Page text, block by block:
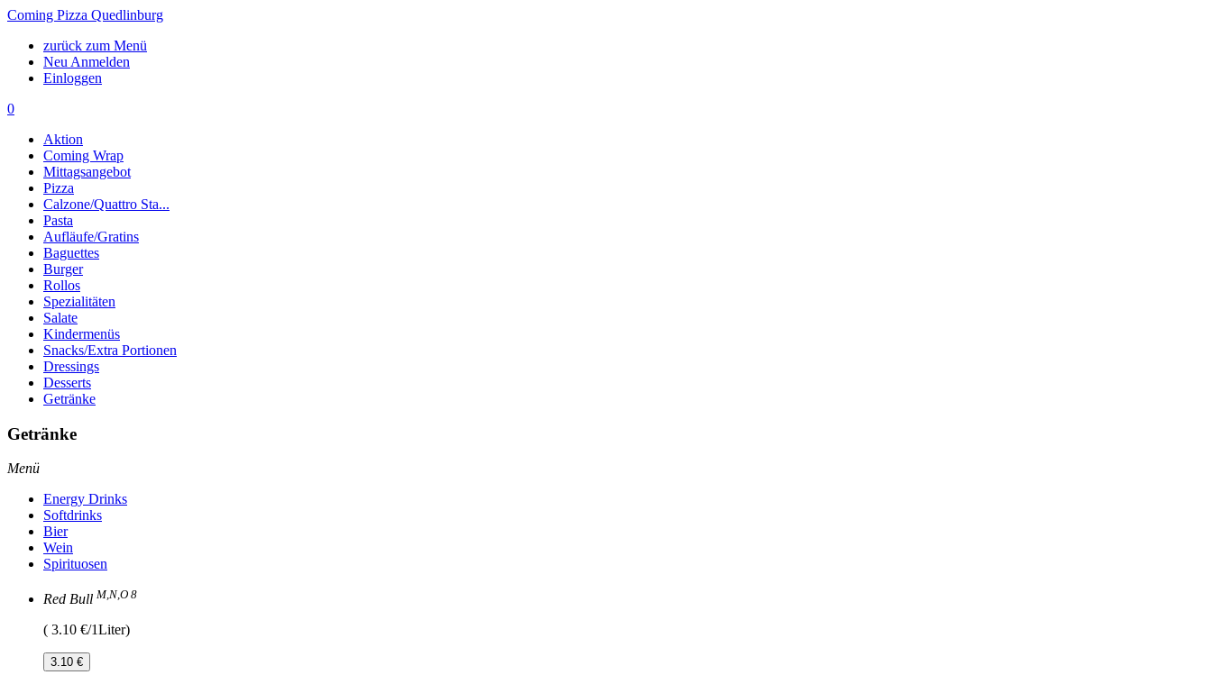
Coming Pizza Quedlinburg
zurück zum Menü
Neu Anmelden
Einloggen
0
Aktion
Coming Wrap
Mittagsangebot
Pizza
Calzone/Quattro Sta...
Pasta
Aufläufe/Gratins
Baguettes
Burger
Rollos
Spezialitäten
Salate
Kindermenüs
Snacks/Extra Portionen
Dressings
Desserts
Getränke
Getränke
Menü
Energy Drinks
Softdrinks
Bier
Wein
Spirituosen
Red Bull M,N,O 8
( 3.10 €/1Liter)
3.10 €